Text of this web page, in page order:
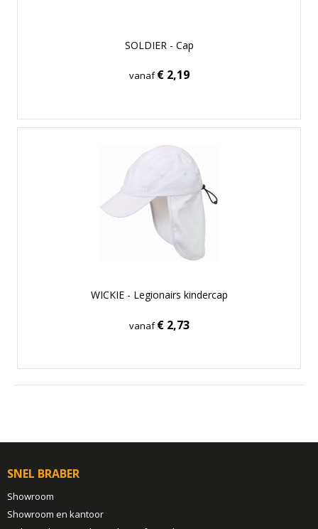
SOLDIER - Cap
vanaf€ 2,19
WICKIE - Legionairs kindercap
vanaf€ 2,73
SNEL BRABER
Showroom
Showroom en kantoor